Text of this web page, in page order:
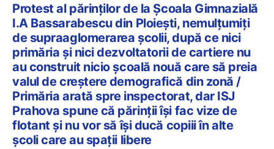
Protest al părinților de la Școala Gimnazială
I.A Bassarabescu din Ploiești, nemulțumiți
de supraaglomerarea școlii, după ce nici
primăria și nici dezvoltatorii de cartiere nu
au construit nicio școală nouă care să preia
valul de creștere demografică din zonă /
Primăria arată spre inspectorat, dar ISJ
Prahova spune că părinții își fac vize de
flotant și nu vor să își ducă copiii în alte
școli care au spații libere